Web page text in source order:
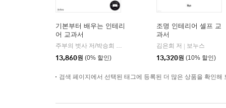
기본부터 배우는 인테리
어 교과서
13,860원 (0% 할인)
조명 인테리어 셀프 교
과서
김은희 저 | 보누스
13,320원 (10% 할인)
검색 페이지에서 선택된 태그에 등록된 더 많은 상품을 확인해